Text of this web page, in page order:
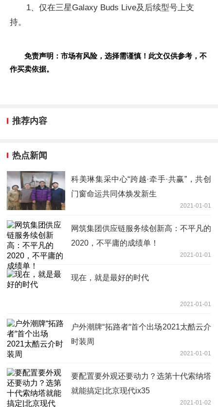
1、仅在三星Galaxy Buds Live及后续型号上支
持。
免责声明：市场有风险，选择需谨慎！此文仅供参考，不
作买卖依据。
推荐内容
热点新闻
科美琳集采中心“跨越·牵手·共赢”，共创
门窗命运共同体焕发新生
2021-01-01
网筑集团供应链服务续创新高：不平凡的
2020，不平庸的成绩单！
2021-01-01
现在，就是最好的时代
2021-01-01
户外潮牌“拓路者“首个出场2021太酷云介
时装周
2021-01-01
要配置要外观还要动力？选第十代索纳塔
就能搞定|北京现代ix35
2021-01-02